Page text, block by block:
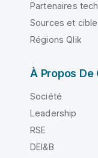
Partenaires
Sources et
Régions Qlik
À Propos De
Société
Leadership
RSE
DEI&B